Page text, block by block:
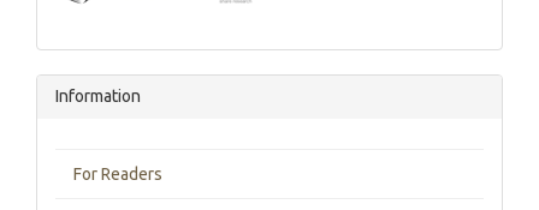
Information
For Readers